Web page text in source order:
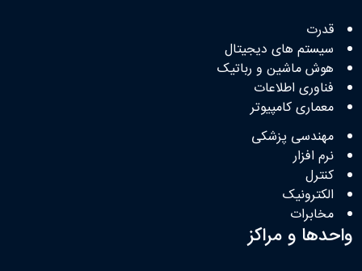
قدرت
سیستم های دیجیتال
هوش ماشین و رباتیک
فناوری اطلاعات
معماری کامپیوتر
مهندسی پزشکی
نرم افزار
کنترل
الکترونیک
مخابرات
واحدها و مراکز